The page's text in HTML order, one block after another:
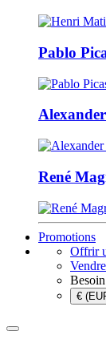
Pablo
René
Promotions
Offrir
Vendre
€